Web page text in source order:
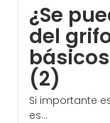
¿Se
del
(2)
Si importante
es...